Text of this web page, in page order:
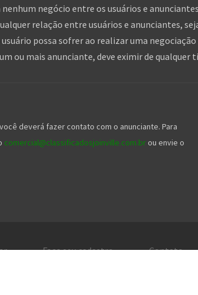
negócio entre os usuários e
relação entre usuários e anunciantes,
possa sofrer ao realizar uma
ou mais anunciante, deve eximir de
deverá fazer contato com o anunciante. Para
comercial@classificadosjoinville.com.br ou envie o
Faça seu cadastro Contato